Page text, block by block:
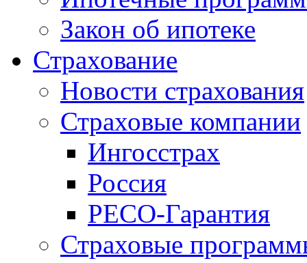
Закон об ипотеке
Страхование
Новости страхования
Страховые компании
Ингосстрах
Россия
РЕСО-Гарантия
Страховые